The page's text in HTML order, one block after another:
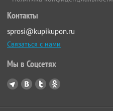
Контакты
sprosi@kupikupon.ru
Связаться с нами
Мы в Соцсетях